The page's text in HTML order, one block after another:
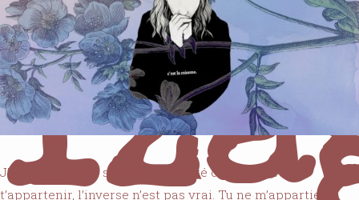
J’ai compris que si j’ai toujours été consciente de
t’appartenir, l’inverse n’est pas vrai. Tu ne m’appartiens